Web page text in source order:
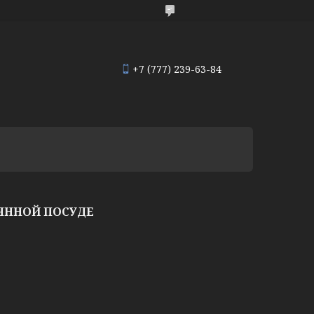
+7 (777) 239-63-84
ПОСУДЕ